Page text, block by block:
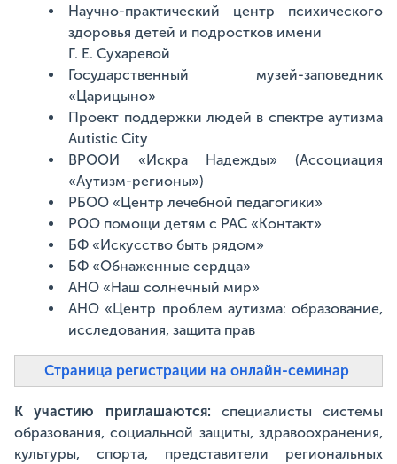
Научно-практический центр психического
здоровья детей и подростков имени
Г. Е. Сухаревой
Государственный музей-заповедник
«Царицыно»
Проект поддержки людей в спектре аутизма
Autistic City
ВРООИ «Искра Надежды» (Ассоциация
«Аутизм-регионы»)
РБОО «Центр лечебной педагогики»
РОО помощи детям с РАС «Контакт»
БФ «Искусство быть рядом»
БФ «Обнаженные сердца»
АНО «Наш солнечный мир»
АНО «Центр проблем аутизма: образование,
исследования, защита прав
Страница регистрации на онлайн-семинар
К участию приглашаются: специалисты системы
образования, социальной защиты, здравоохранения,
культуры, спорта, представители региональных